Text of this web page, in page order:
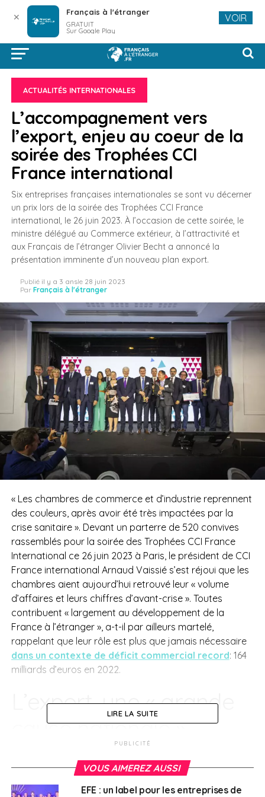
ACTUALITÉS INTERNATIONALES
L’accompagnement vers
l’export, enjeu au coeur de la
soirée des Trophées CCI
France international
Six entreprises françaises internationales se sont vu décerner
un prix lors de la soirée des Trophées CCI France
international, le 26 juin 2023. À l’occasion de cette soirée, le
ministre délégué au Commerce extérieur, à l’attractivité et
aux Français de l’étranger Olivier Becht a annoncé la
présentation imminente d’un nouveau plan export.
Publié il y a 3 ansle 28 juin 2023
Par Français à l'étranger
« Les chambres de commerce et d’industrie reprennent
des couleurs, après avoir été très impactées par la
crise sanitaire ». Devant un parterre de 520 convives
rassemblés pour la soirée des Trophées CCI France
International ce 26 juin 2023 à Paris, le président de CCI
France international Arnaud Vaissié s’est réjoui que les
chambres aient aujourd’hui retrouvé leur « volume
d’affaires et leurs chiffres d’avant-crise ». Toutes
contribuent « largement au développement de la
France à l’étranger », a-t-il par ailleurs martelé,
rappelant que leur rôle est plus que jamais nécessaire
dans un contexte de déficit commercial record: 164
milliards d’euros en 2022.
L’export, une « grande
cause nationale »
travail effectué par les chambres en la matière et
affirmé que l’export doit devenir une « grande cause
LIRE LA SUITE
PUBLICITÉ
VOUS AIMEREZ AUSSI
EFE : un label pour les entreprises de
✕ Français à l'étranger
GRATUIT
Sur Google Play
VOIR